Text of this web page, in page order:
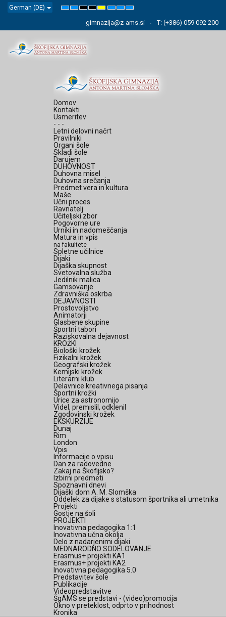
German (DE)
Default
NightHigh
Black
White
High
Black
Yellow
High
Yellow
Black
Set
Font
Set
Font
Set
Font
gimnazija@z-ams.si T: (+386) 059 092 200
Domov
Kontakti
Usmeritev
- - -
Letni delovni načrt
Pravilniki
Organi šole
Skladi šole
Darujem
DUHOVNOST
Duhovna misel
Duhovna srečanja
Predmet vera in kultura
Maše
Učni proces
Ravnatelj
Učiteljski zbor
Pogovorne ure
Urniki in nadomeščanja
Matura in vpis
na fakultete
Spletne učilnice
Dijaki
Dijaška skupnost
Svetovalna služba
Jedilnik malica
Gamsovanje
Zdravniška oskrba
DEJAVNOSTI
Prostovoljstvo
Animatorji
Glasbene skupine
Športni tabori
Raziskovalna dejavnost
KROŽKI
Biološki krožek
Fizikalni krožek
Geografski krožek
Kemijski krožek
Literarni klub
Delavnice kreativnega pisanja
Športni krožki
Urice za astronomijo
Videl, premislil, odklenil
Zgodovinski krožek
EKSKURZIJE
Dunaj
Rim
London
Vpis
Informacije o vpisu
Dan za radovedne
Zakaj na Škofijsko?
Izbirni predmeti
Spoznavni dnevi
Dijaški dom A. M. Slomška
Oddelek za dijake s statusom športnika ali umetnika
Projekti
Gostje na šoli
PROJEKTI
Inovativna pedagogika 1:1
Inovativna učna okolja
Delo z nadarjenimi dijaki
MEDNARODNO SODELOVANJE
Erasmus+ projekti KA1
Erasmus+ projekti KA2
Inovativna pedagogika 5.0
Predstavitev šole
Publikacije
Videopredstavitve
ŠgAMS se predstavi - (video)promocija
Okno v preteklost, odprto v prihodnost
Kronika